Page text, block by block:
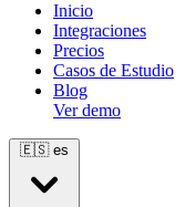
Inicio
Integraciones
Precios
Casos de Estudio
Blog
Ver demo
🇪🇸 es